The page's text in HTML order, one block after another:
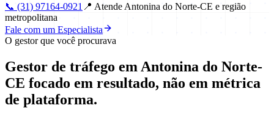
📞 (31) 97164-0921 📍 Atende Antonina do Norte-CE e região
metropolitana
Fale com um Especialista
O gestor que você procurava
Gestor de tráfego em Antonina do Norte-
CE focado em resultado, não em métrica
de plataforma.